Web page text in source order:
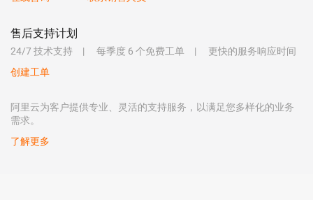
售后支持计划
24/7 技术支持 每季度 6 个免费工单
更快的服务响应时间
创建工单
阿里云为客户提供专业、灵活的支持服务，以满足您多样化的业务
需求。
了解更多